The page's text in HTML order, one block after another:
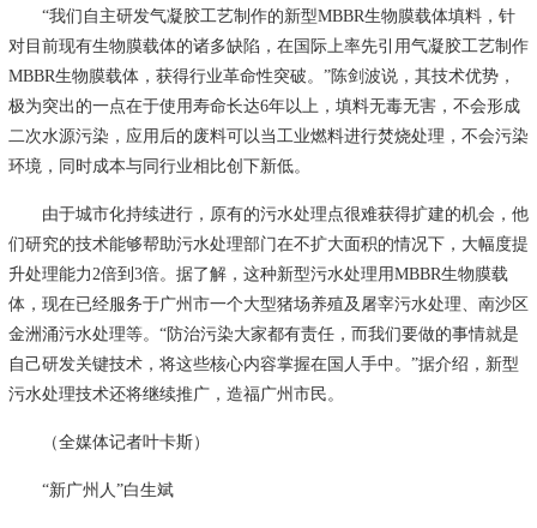
“我们自主研发气凝胶工艺制作的新型MBBR生物膜载体填料，针
对目前现有生物膜载体的诸多缺陷，在国际上率先引用气凝胶工艺制作
MBBR生物膜载体，获得行业革命性突破。”陈剑波说，其技术优势，
极为突出的一点在于使用寿命长达6年以上，填料无毒无害，不会形成
二次水源污染，应用后的废料可以当工业燃料进行焚烧处理，不会污染
环境，同时成本与同行业相比创下新低。
由于城市化持续进行，原有的污水处理点很难获得扩建的机会，他
们研究的技术能够帮助污水处理部门在不扩大面积的情况下，大幅度提
升处理能力2倍到3倍。据了解，这种新型污水处理用MBBR生物膜载
体，现在已经服务于广州市一个大型猪场养殖及屠宰污水处理、南沙区
金洲涌污水处理等。“防治污染大家都有责任，而我们要做的事情就是
自己研发关键技术，将这些核心内容掌握在国人手中。”据介绍，新型
污水处理技术还将继续推广，造福广州市民。
（全媒体记者叶卡斯）
“新广州人”白生斌